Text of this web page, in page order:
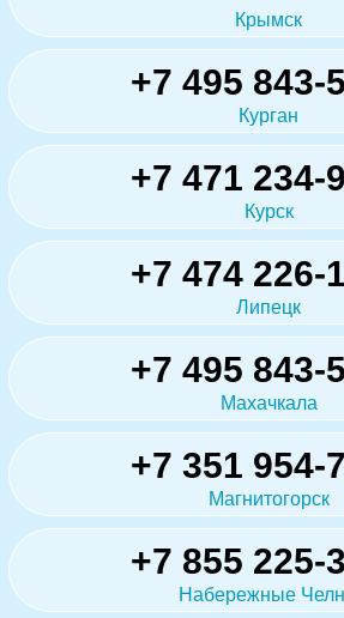
Крымск
+7 495 843-
Курган
+7 471 234-
Курск
+7 474 226-
Липецк
+7 495 843-
Махачкала
+7 351 954-
Магнитогорск
+7 855 225-
Набережные